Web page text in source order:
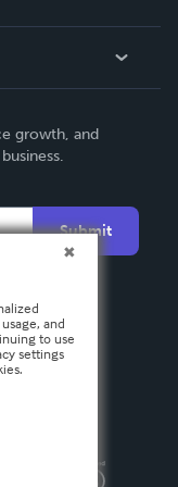
growth, and
Submit
and
to use
settings